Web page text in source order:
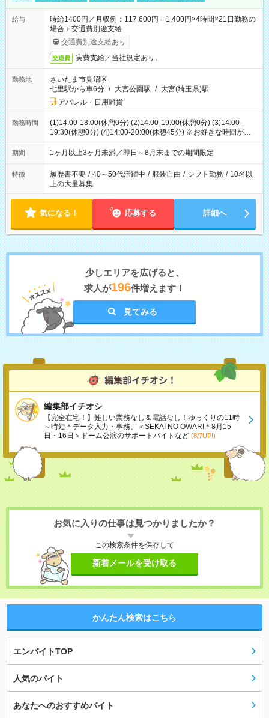
給与
時給1400円／月収例：117,600円＝1,400円×4時間×21日勤務の
場合＋交通費別途支給
交通費別途支給あり
交通費 実費支給／当社規定あり。
勤務地
さいたま市見沼区
七里駅から車6分 / 大宮公園駅 / 大宮(埼玉県)駅
アパレル・日用雑貨
勤務時間
(1)14:00-18:00(休憩0分) (2)14:00-19:00(休憩0分) (3)14:00-
19:30(休憩0分) (4)14:00-20:00(休憩45分) ※お好きな時間が選べ
ます
期間 1ヶ月以上3ヶ月未満／即日～8月末までの期間限定
特徴 履歴書不要 / 40～50代活躍中 / 服装自由 / シフト勤務 / 10名以
上の大量募集
気になる！ 応募する 詳細へ
少しエリアを広げると、
求人が196件増えます！
見てみる
編集部イチオシ
【完全在宅！】難しい業務なし＆電話なし！ゆっくりの11時
～時短＊データ入力・事務、＜SEKAI NO OWARI＊8月15
日・16日＞ドーム公演のサポートバイトなど (8/7UP!)
お気に入りの仕事は見つかりましたか？
この検索条件を保存して
新着メールを受け取る
かんたん検索はこちら
エンバイトTOP
人気のバイト
あなたへのおすすめバイト